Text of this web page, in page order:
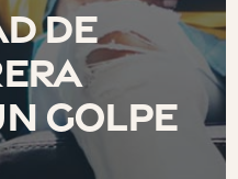
de
golpe